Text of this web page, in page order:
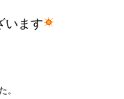
います
。